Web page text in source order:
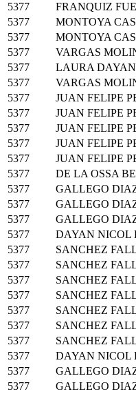
5377
FRANQUIZ
5377
MONTOYA
5377
MONTOYA
5377
VARGAS
5377
LAURA
5377
VARGAS
5377
JUAN FELIPE
5377
JUAN FELIPE
5377
JUAN FELIPE
5377
JUAN FELIPE
5377
JUAN FELIPE
5377
DE LA OSSA
5377
GALLEGO
5377
GALLEGO
5377
GALLEGO
5377
DAYAN NICOL
5377
SANCHEZ
5377
SANCHEZ
5377
SANCHEZ
5377
SANCHEZ
5377
SANCHEZ
5377
SANCHEZ
5377
SANCHEZ
5377
DAYAN NICOL
5377
GALLEGO
5377
GALLEGO